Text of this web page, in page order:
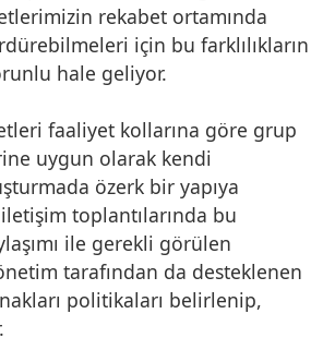
rekabet ortamında
için bu farklılıkların
hale geliyor.
faaliyet kollarına göre grup
uygun olarak kendi
özerk bir yapıya
toplantılarında bu
ile gerekli görülen
tarafından da desteklenen
politikaları belirlenip,